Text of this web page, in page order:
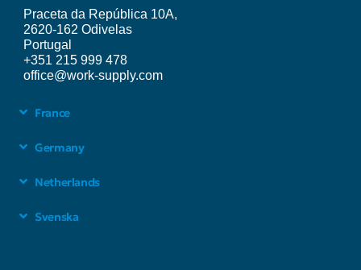
Praceta da República 10A,
2620-162 Odivelas
Portugal
+351 215 999 478
office@work-supply.com
France
Germany
Netherlands
Svenska